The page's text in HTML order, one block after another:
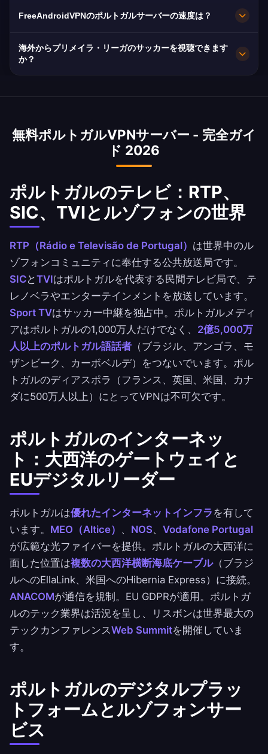
10Gbps接続を備えています。アプリでお好みの
づいた最適なパフォーマンスを得られます。
もちろんです。AES-256暗号化とノーログポリシ
ー。EU GDPRの保護とポルトガルのデータ保護
規制が適用されます。
FreeAndroidVPNのポルトガルサーバーの速度は？
10Gbpsサーバー。MEO、NOS、Vodafone PTの
光ファイバーによるポルトガルの平均100 Mbps
海外からプリメイラ・リーガのサッカーを視聴できます
か？
ラ・リーガの試合を放送 — ポルトガル国外では
語圏コミュニティに即座にアクセスを提供しま
無料ポルトガルVPNサーバー - 完全ガイ
ド 2026
ポルトガルのテレビ：RTP、
SIC、TVIとルゾフォンの世界
RTP（Rádio e Televisão de Portugal） は世界中のル
ゾフォンコミュニティに奉仕する公共放送局です。
SICとTVIはポルトガルを代表する民間テレビ局で、テ
レノベラやエンターテインメントを放送しています。
Sport TVはサッカー中継を独占中。ポルトガルメディ
アはポルトガルの1,000万人だけでなく、 2億5,000万
人以上のポルトガル語話者 （ブラジル、アンゴラ、モ
ザンビーク、カーボベルデ）をつないでいます。ポル
トガルのディアスポラ（フランス、英国、米国、カナ
ダに500万人以上）にとってVPNは不可欠です。
ポルトガルのインターネッ
ト：大西洋のゲートウェイと
EUデジタルリーダー
ポルトガルは優れたインターネットインフラ を有して
います。 MEO（Altice） 、 NOS、 Vodafone Portugal
が広範な光ファイバーを提供。ポルトガルの大西洋に
面した位置は複数の大西洋横断海底ケーブル（ブラジ
ルへのEllaLink、米国へのHibernia Express）に接続。
ANACOMが通信を規制。EU GDPRが適用。ポルトガ
ルのテック業界は活況を呈し、リスボンは世界最大の
テックカンファレンスWeb Summitを開催していま
す。
ポルトガルのデジタルプラッ
トフォームとルゾフォンサー
ビス